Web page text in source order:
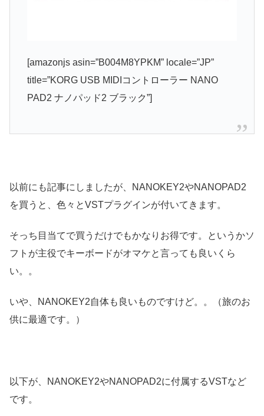
[amazonjs asin=”B004M8YPKM” locale=”JP”
title=”KORG USB MIDIコントローラー NANO
PAD2 ナノパッド2 ブラック”]
以前にも記事にしましたが、NANOKEY2やNANOPAD2
を買うと、色々とVSTプラグインが付いてきます。
そっち目当てで買うだけでもかなりお得です。というかソ
フトが主役でキーボードがオマケと言っても良いくら
い。。
いや、NANOKEY2自体も良いものですけど。。（旅のお
供に最適です。）
以下が、NANOKEY2やNANOPAD2に付属するVSTなど
です。